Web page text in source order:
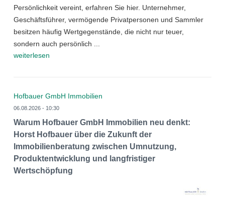
Persönlichkeit vereint, erfahren Sie hier. Unternehmer,
Geschäftsführer, vermögende Privatpersonen und Sammler
besitzen häufig Wertgegenstände, die nicht nur teuer,
sondern auch persönlich ...
weiterlesen
Hofbauer GmbH Immobilien
06.08.2026 - 10:30
Warum Hofbauer GmbH Immobilien neu denkt:
Horst Hofbauer über die Zukunft der
Immobilienberatung zwischen Umnutzung,
Produktentwicklung und langfristiger
Wertschöpfung